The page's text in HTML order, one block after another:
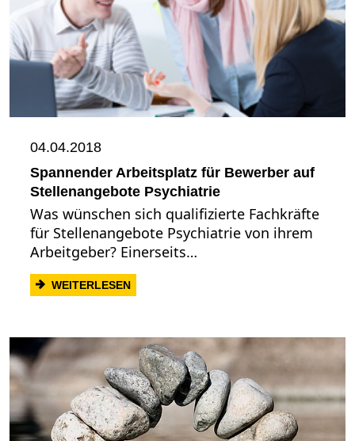
04.04.2018
Spannender Arbeitsplatz für Bewerber auf
Stellenangebote Psychiatrie
Was wünschen sich qualifizierte Fachkräfte
für Stellenangebote Psychiatrie von ihrem
Arbeitgeber? Einerseits…
WEITERLESEN: SPANNENDER ARBEITSPLATZ FÜR